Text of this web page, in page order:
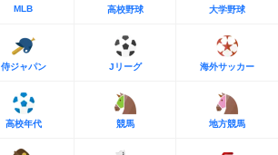
MLB 高校野球 大学野球
侍ジャパン Jリーグ 海外サッカー
高校年代 競馬 地方競馬